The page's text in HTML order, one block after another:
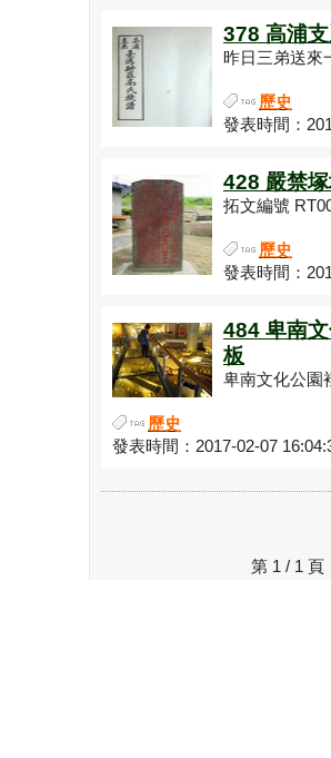
378 高浦
昨日三弟送來
歷史
發表時間：
428 嚴禁
拓文編號
歷史
發表時間：
484 卑南
板
卑南文化公園
歷史
發表時間：2017-02-07
第 1 / 1